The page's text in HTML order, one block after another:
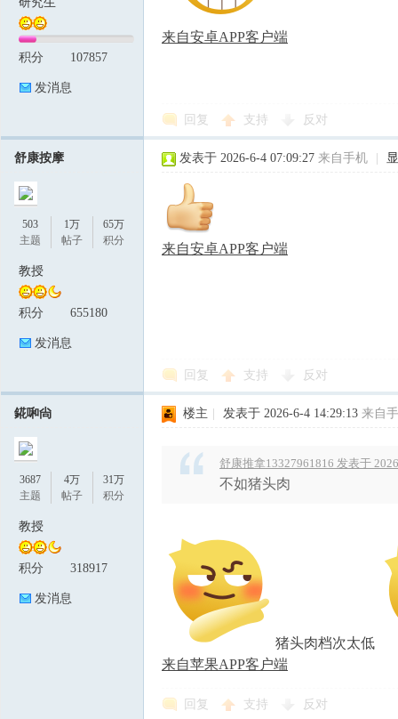
积分 107857
发消息
来自安卓APP客户端
回复 支持 反对
舒康按摩
503
主题
1万
帖子
65万
积分
教授
积分 655180
发消息
发表于 2026-6-4 07:09:27 来自手机
来自安卓APP客户端
回复 支持 反对
錵啝尙
3687
主题
4万
帖子
31万
积分
教授
积分 318917
发消息
楼主 发表于 2026-6-4 14:29:13 来自
舒康推拿13327961816 发表于
不如猪头肉
猪头肉档次太低
来自苹果APP客户端
回复 支持 反对